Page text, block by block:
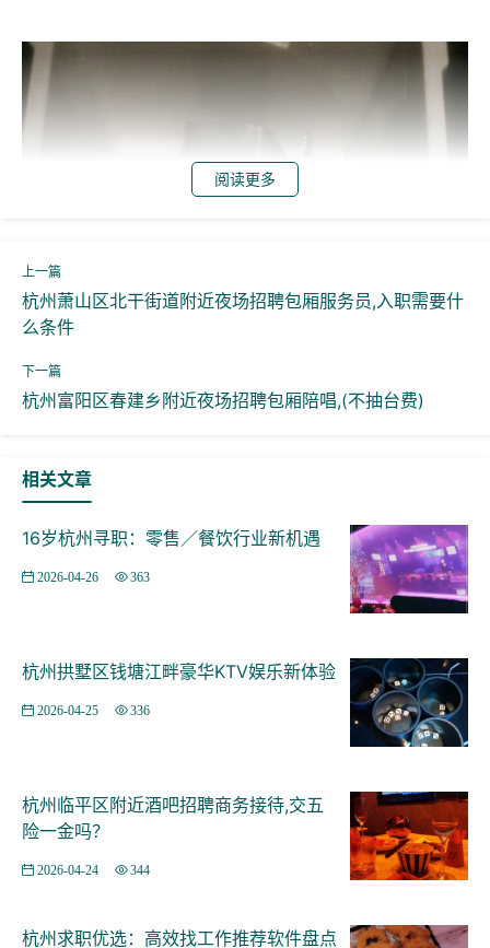
好吃的K房,放在美食区做点评更合适珍珠奶茶超大杯，珍
珠也很Q弹卤肉饭好有味道，热腾腾的卤肉酱倒到米饭
话预定房间。性价比：小房78块钱4个钟，再叫点小吃饮
料也不贵整体：想唱k就会想到的店,杭州上城区丁兰街道
附近夜总会招聘商务接待,应聘有哪些要求
阅读更多
杭州萧山区北干街道附近夜场招聘包厢服务员,入职需要什
么条件
杭州富阳区春建乡附近夜场招聘包厢陪唱,(不抽台费)
相关文章
16岁杭州寻职：零售／餐饮行业新机遇
2026-04-26 363
杭州拱墅区钱塘江畔豪华KTV娱乐新体验
2026-04-25 336
杭州临平区附近酒吧招聘商务接待,交五
险一金吗？
2026-04-24 344
杭州求职优选：高效找工作推荐软件盘点